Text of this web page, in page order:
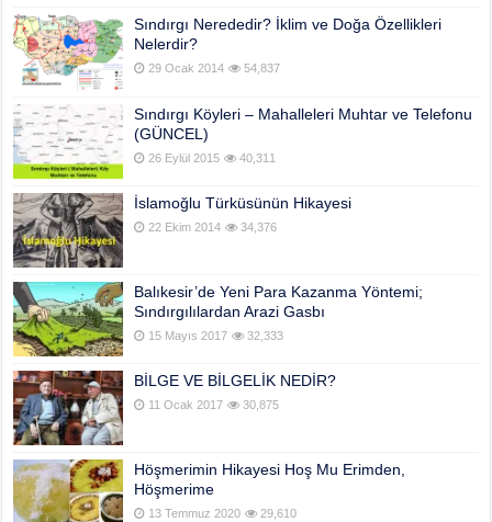
Sındırgı Nerededir? İklim ve Doğa Özellikleri
Nelerdir?
29 Ocak 2014 54,837
Sındırgı Köyleri – Mahalleleri Muhtar ve Telefonu
(GÜNCEL)
26 Eylül 2015 40,311
İslamoğlu Türküsünün Hikayesi
22 Ekim 2014 34,376
Balıkesir’de Yeni Para Kazanma Yöntemi;
Sındırgılılardan Arazi Gasbı
15 Mayıs 2017 32,333
BİLGE VE BİLGELİK NEDİR?
11 Ocak 2017 30,875
Höşmerimin Hikayesi Hoş Mu Erimden,
Höşmerime
13 Temmuz 2020 29,610